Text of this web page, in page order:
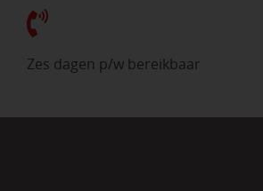
Zes dagen p/w bereikbaar